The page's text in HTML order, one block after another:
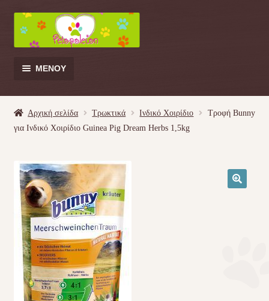
Απευθείας
μετάβαση
στην
πλοήγηση
Μετάβαση
σε
περιεχόμενο
ΜΕΝΟΎ
Σκύλος
Κουνέλι
Πουλί
Κρεβατάκια
Αρχική σελίδα Τρωκτικά Ινδικό Χοιρίδιο
Τροφή Bunny
για Ινδικό Χοιρίδιο Guinea Pig Dream Herbs 1,5kg